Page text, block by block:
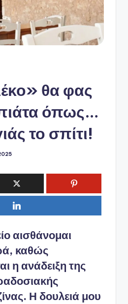
θα φας
όπως…
το σπίτι!
αισθάνομαι
καθώς
η ανάδειξη της
Η δουλειά μου